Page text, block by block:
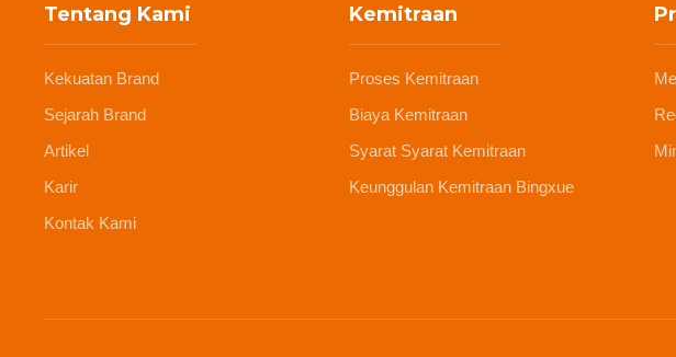
Tentang Kami
Kekuatan Brand
Sejarah Brand
Artikel
Karir
Kontak Kami
Kemitraan
Proses Kemitraan
Biaya Kemitraan
Syarat Syarat Kemitraan
Keunggulan Kemitraan Bingxue